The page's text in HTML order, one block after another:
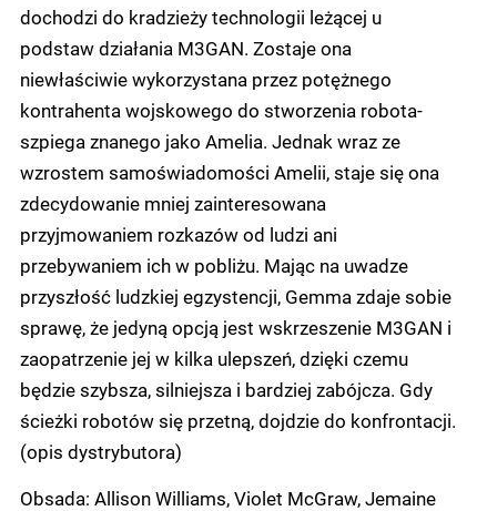
dochodzi do kradzieży technologii leżącej u
podstaw działania M3GAN. Zostaje ona
niewłaściwie wykorzystana przez potężnego
kontrahenta wojskowego do stworzenia robota-
szpiega znanego jako Amelia. Jednak wraz ze
wzrostem samoświadomości Amelii, staje się ona
zdecydowanie mniej zainteresowana
przyjmowaniem rozkazów od ludzi ani
przebywaniem ich w pobliżu. Mając na uwadze
przyszłość ludzkiej egzystencji, Gemma zdaje sobie
sprawę, że jedyną opcją jest wskrzeszenie M3GAN i
zaopatrzenie jej w kilka ulepszeń, dzięki czemu
będzie szybsza, silniejsza i bardziej zabójcza. Gdy
ścieżki robotów się przetną, dojdzie do konfrontacji.
(opis dystrybutora)
Obsada: Allison Williams, Violet McGraw, Jemaine